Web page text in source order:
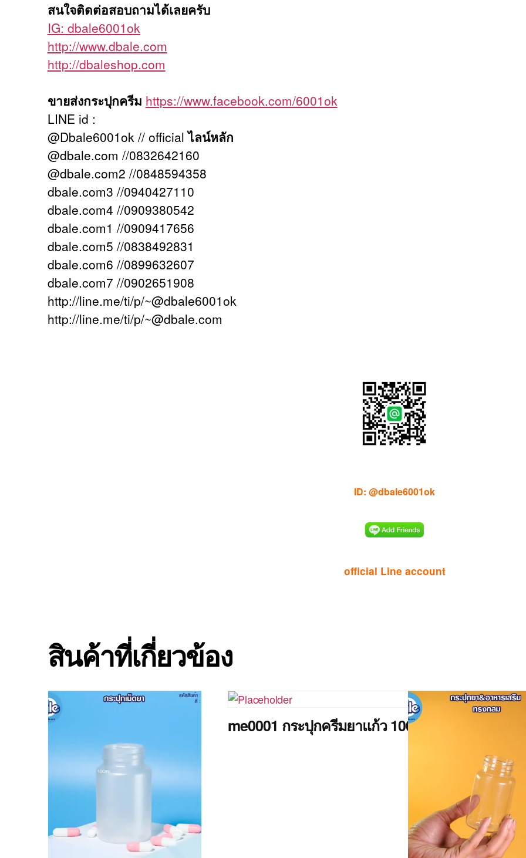
สนใจติดต่อสอบถามได้เลยครับ
IG: dbale6001ok
http://www.dbale.com
http://dbaleshop.com
ขายส่งกระปุกครีม https://www.facebook.com/6001ok
LINE id :
@Dbale6001ok // officialไลน์หลัก
@dbale.com //0832642160
@dbale.com2 //0848594358
dbale.com3 //0940427110
dbale.com4 //0909380542
dbale.com1 //0909417656
dbale.com5 //0838492831
dbale.com6 //0899632607
dbale.com7 //0902651908
http://line.me/ti/p/~@dbale6001ok
http://line.me/ti/p/~@dbale.com
ID: @dbale6001ok
official Line account
สินค้าที่เกี่ยวข้อง
me0001 กระปุกครีมยาแก้ว 100g.